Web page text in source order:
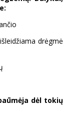
drėgmė
dėl tokių